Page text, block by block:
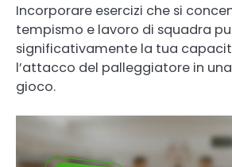
Incorporare esercizi che si
tempismo e lavoro di squadra
significativamente la tua
l’attacco del palleggiatore in
gioco.